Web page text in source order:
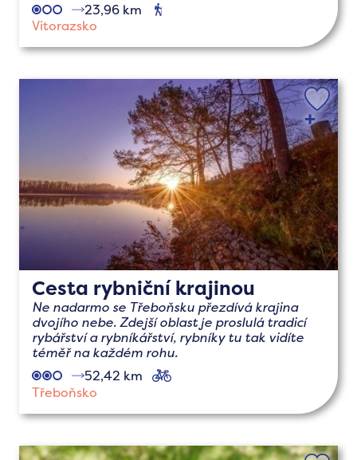
23,96 km
Vitorazsko
Cesta rybniční krajinou
Ne nadarmo se Třeboňsku přezdívá krajina
dvojího nebe. Zdejší oblast je proslulá tradicí
rybářství a rybníkářství, rybníky tu tak vidíte
téměř na každém rohu.
52,42 km
Třeboňsko